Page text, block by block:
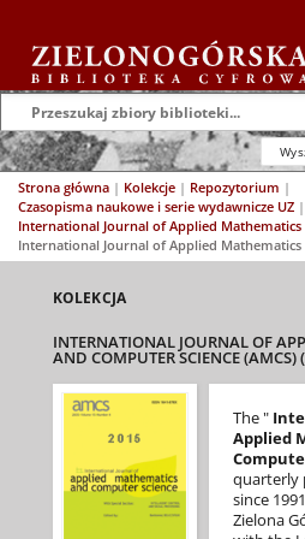
Strona główna | Kolekcje | Repozytorium |
Czasopisma naukowe i serie wydawnicze UZ |
KOLEKCJA
INTERNATIONAL JOURNAL OF
AND COMPUTER SCIENCE (AMCS)
The "
Applied
quarterly
since
Zielona